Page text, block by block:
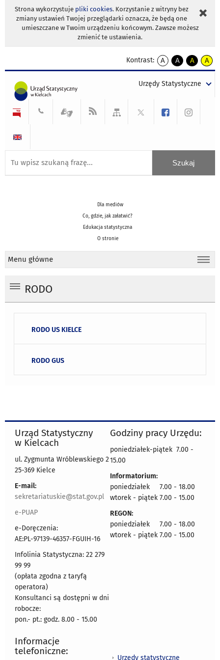
Strona wykorzystuje pliki cookies. Korzystanie z witryny bez
zmiany ustawień Twojej przeglądarki oznacza, że będą one
umieszczane w Twoim urządzeniu końcowym. Zawsze możesz
zmienić te ustawienia.
Kontrast:
A
kontrast
A
kontrast
tekst
czarnym
A
kontrast
tekst
czarnym
A
tekst
żółtym
Urzędy Statystyczne
Dla mediów
Co, gdzie, jak załatwić?
Edukacja statystyczna
O stronie
Menu główne
RODO
RODO US KIELCE
RODO GUS
Urząd Statystyczny
w Kielcach
ul. Zygmunta Wróblewskiego 2
25-369 Kielce
E-mail:
sekretariatuskie@stat.gov.pl
e-PUAP
e-Doręczenia:
AE:PL-97139-46357-FGUIH-16
Infolinia Statystyczna: 22 279
99 99
(opłata zgodna z taryfą
operatora)
Konsultanci są dostępni w dni
robocze:
pon.- pt.: godz. 8.00 - 15.00
Godziny pracy Urzędu:
poniedziałek-piątek 7.00 -
15.00
Informatorium:
poniedziałek 7.00 - 18.00
wtorek - piątek 7.00 - 15.00
REGON:
poniedziałek 7.00 - 18.00
wtorek - piątek 7.00 - 15.00
Informacje
telefoniczne:
Urzędy statystyczne